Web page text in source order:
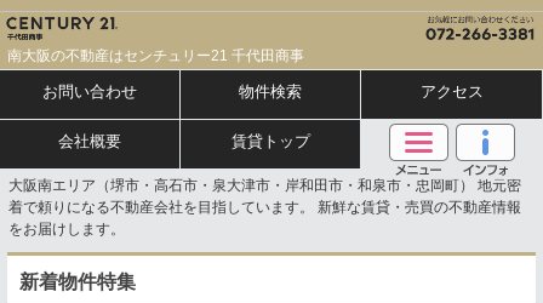
南大阪の不動産はセンチュリー21 千代田商事
お問い合わせ 物件検索 アクセス
会社概要 賃貸トップ
大阪南エリア（堺市・高石市・泉大津市・岸和田市・和泉市・忠岡町） 地元密
着で頼りになる不動産会社を目指しています。 新鮮な賃貸・売買の不動産情報
をお届けします。
新着物件特集